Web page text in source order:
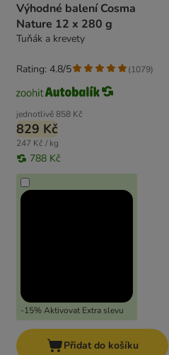
Výhodné balení Cosma
Nature 12 x 280 g
Tuňák a krevety
jednotlivě858 Kč
829 Kč
247 Kč / kg
788 Kč
-15% Aktivovat Extra slevu
Rating: 4.8/5 (1079)
Přidat do košíku